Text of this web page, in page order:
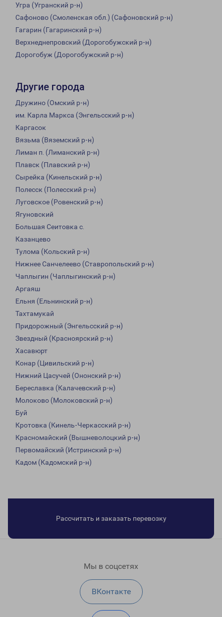
Угра (Угранский р-н)
Сафоново (Смоленская обл.) (Сафоновский р-н)
Гагарин (Гагаринский р-н)
Верхнеднепровский (Дорогобужский р-н)
Дорогобуж (Дорогобужский р-н)
Другие города
Дружино (Омский р-н)
им. Карла Маркса (Энгельсский р-н)
Каргасок
Вязьма (Вяземский р-н)
Лиман п. (Лиманский р-н)
Плавск (Плавский р-н)
Сырейка (Кинельский р-н)
Полесск (Полесский р-н)
Луговское (Ровенский р-н)
Ягуновский
Большая Сеитовка с.
Казанцево
Тулома (Кольский р-н)
Нижнее Санчелеево (Ставропольский р-н)
Чаплыгин (Чаплыгинский р-н)
Аргаяш
Ельня (Ельнинский р-н)
Тахтамукай
Придорожный (Энгельсский р-н)
Звездный (Красноярский р-н)
Хасавюрт
Конар (Цивильский р-н)
Нижний Цасучей (Ононский р-н)
Береславка (Калачевский р-н)
Молоково (Молоковский р-н)
Буй
Кротовка (Кинель-Черкасский р-н)
Красномайский (Вышневолоцкий р-н)
Первомайский (Истринский р-н)
Кадом (Кадомский р-н)
Рассчитать и заказать перевозку
Мы в соцсетях
ВКонтакте